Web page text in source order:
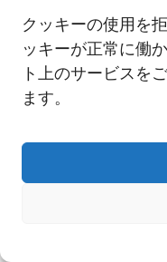
クッキーの使用を
ッキーが正常に働
ト上のサービスを
ます。
Copyright© NNR GLOBAL